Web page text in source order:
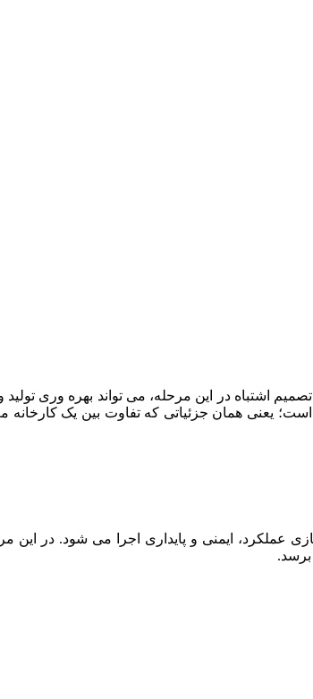
در این مرحله، می تواند بهره وری تولید و
یعنی همان جزئیاتی که تفاوت بین یک
ایمنی و پایداری اجرا می شود. در این